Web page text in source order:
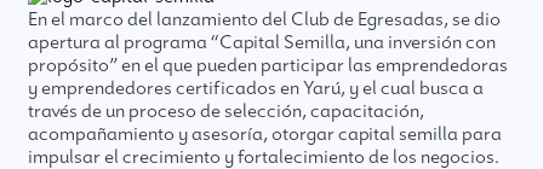
En el marco del lanzamiento del Club de Egresadas, se dio
apertura al programa “Capital Semilla, una inversión con
propósito” en el que pueden participar las emprendedoras
y emprendedores certificados en Yarú, y el cual busca a
través de un proceso de selección, capacitación,
acompañamiento y asesoría, otorgar capital semilla para
impulsar el crecimiento y fortalecimiento de los negocios.